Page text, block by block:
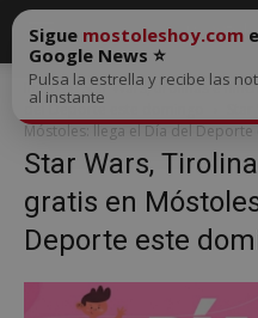
Inicio
Star Wars, tirolinas e
del Deporte este domingo
Móstoles: llega el Día del
Star Wars,
gratis en
Deporte este
Sigue mostoleshoy.com
Google News ⭐
Pulsa la estrella y recibe las
al instante